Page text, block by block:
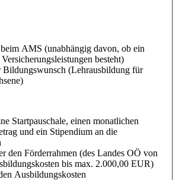
AMS (unabhängig davon, ob ein
besteht)
Bildungswunsch (Lehrausbildung für
Startpauschale, einen monatlichen
und ein Stipendium an die
den Förderrahmen (des Landes OÖ von
bis max. 2.000,00 EUR)
Ausbildungskosten